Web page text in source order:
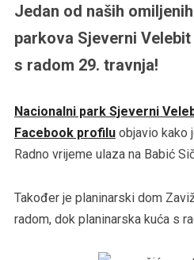
Jedan od naših
parkova Sjeverni
s radom 29. travnja!
Nacionalni park Sjeverni
Facebook profiluobjavio kako
Radno vrijeme ulaza na Babić
Također je planinarski dom
radom, dok planinarska kuća s